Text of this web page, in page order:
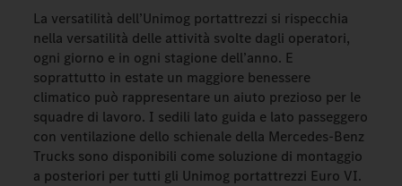
La versatilità dell’Unimog portattrezzi si rispecchia
nella versatilità delle attività svolte dagli operatori,
ogni giorno e in ogni stagione dell’anno. E
soprattutto in estate un maggiore benessere
climatico può rappresentare un aiuto prezioso per le
squadre di lavoro. I sedili lato guida e lato passeggero
con ventilazione dello schienale della Mercedes-Benz
Trucks sono disponibili come soluzione di montaggio
a posteriori per tutti gli Unimog portattrezzi Euro VI.